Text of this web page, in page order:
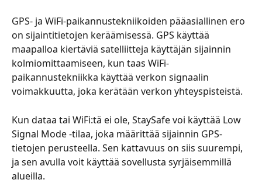
GPS- ja WiFi-paikannustekniikoiden pääasiallinen ero
on sijaintitietojen keräämisessä. GPS käyttää
maapalloa kiertäviä satelliitteja käyttäjän sijainnin
kolmiomittaamiseen, kun taas WiFi-
paikannustekniikka käyttää verkon signaalin
voimakkuutta, joka kerätään verkon yhteyspisteistä.
Kun dataa tai WiFi:tä ei ole, StaySafe voi käyttää Low
Signal Mode -tilaa, joka määrittää sijainnin GPS-
tietojen perusteella. Sen kattavuus on siis suurempi,
ja sen avulla voit käyttää sovellusta syrjäisemmillä
alueilla.